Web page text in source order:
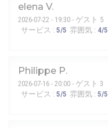
elena V
2026-07-22 - 19:30 - ゲスト 5
サービス : 5/5 雰囲気 : 4/5
Philippe P
2026-07-16 - 20:00 - ゲスト 3
サービス : 5/5 雰囲気 : 5/5